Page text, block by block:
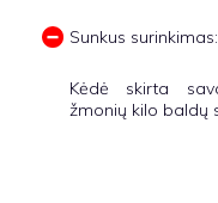
Sunkus surinkimas:
Kėdė skirta
žmonių kilo baldų